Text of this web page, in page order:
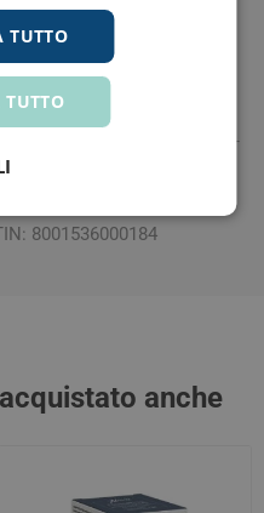
05288970485
Petrarca 118/120
Fax: 055-8826793 Email:
informazioni inesatte
8001536000184
anche
TUTTO
TUTTO